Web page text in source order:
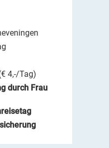
4,-/Tag)
durch Frau